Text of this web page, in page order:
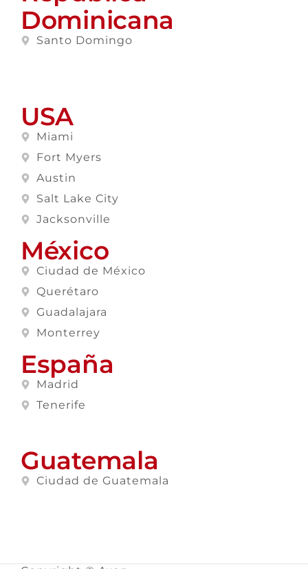
Dominicana
Santo Domingo
USA
Miami
Fort Myers
Austin
Salt Lake City
Jacksonville
México
Ciudad de México
Querétaro
Guadalajara
Monterrey
España
Madrid
Tenerife
Guatemala
Ciudad de Guatemala